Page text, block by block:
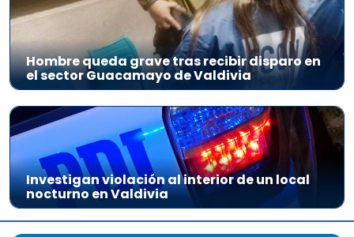
Hombre queda grave tras recibir disparo en
el sector Guacamayo de Valdivia
Investigan violación al interior de un local
nocturno en Valdivia